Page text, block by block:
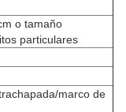
o tamaño
particulares
marco de